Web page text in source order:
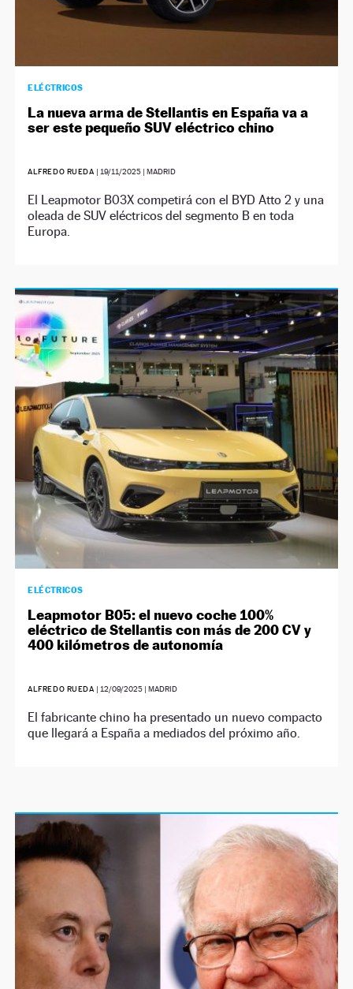
ELÉCTRICOS
La nueva arma de Stellantis en España va a
ser este pequeño SUV eléctrico chino
ALFREDO RUEDA | 19/11/2025| MADRID
El Leapmotor B03X competirá con el BYD Atto 2 y una
oleada de SUV eléctricos del segmento B en toda
Europa.
ELÉCTRICOS
Leapmotor B05: el nuevo coche 100%
eléctrico de Stellantis con más de 200 CV y
400 kilómetros de autonomía
ALFREDO RUEDA | 12/09/2025| MADRID
El fabricante chino ha presentado un nuevo compacto
que llegará a España a mediados del próximo año.